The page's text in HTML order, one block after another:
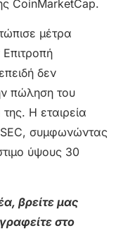
CoinMarketCap.
μέτρα
δεν
πώληση του
Η εταιρεία
SEC, συμφωνώντας
ύψους 30
βρείτε μας
στο